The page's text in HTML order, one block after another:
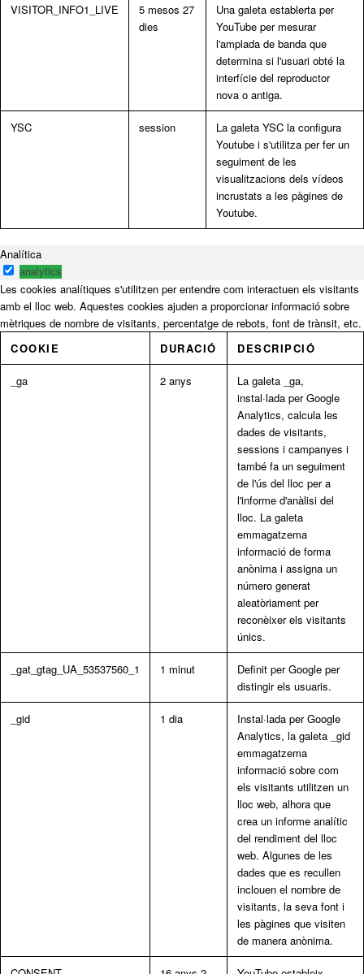
VISITOR_INFO1_LIVE
5 mesos 27
dies
Una galeta establerta per
YouTube per mesurar
l'amplada de banda que
determina si l'usuari obté la
interfície del reproductor
nova o antiga.
YSC session
La galeta YSC la configura
Youtube i s'utilitza per fer un
seguiment de les
visualitzacions dels vídeos
incrustats a les pàgines de
Youtube.
Analítica
analytics
Les cookies analítiques s'utilitzen per entendre com interactuen els visitants
amb el lloc web. Aquestes cookies ajuden a proporcionar informació sobre
mètriques de nombre de visitants, percentatge de rebots, font de trànsit, etc.
COOKIE
DURACIÓ DESCRIPCIÓ
_ga 2 anys
La galeta _ga,
instal·lada per Google
Analytics, calcula les
dades de visitants,
sessions i campanyes i
també fa un seguiment
de l'ús del lloc per a
l'informe d'anàlisi del
lloc. La galeta
emmagatzema
informació de forma
anònima i assigna un
número generat
aleatòriament per
reconèixer els visitants
únics.
_gat_gtag_UA_53537560_1 1 minut
Definit per Google per
distingir els usuaris.
_gid 1 dia
Instal·lada per Google
Analytics, la galeta _gid
emmagatzema
informació sobre com
els visitants utilitzen un
lloc web, alhora que
crea un informe analític
del rendiment del lloc
web. Algunes de les
dades que es recullen
inclouen el nombre de
visitants, la seva font i
les pàgines que visiten
de manera anònima.